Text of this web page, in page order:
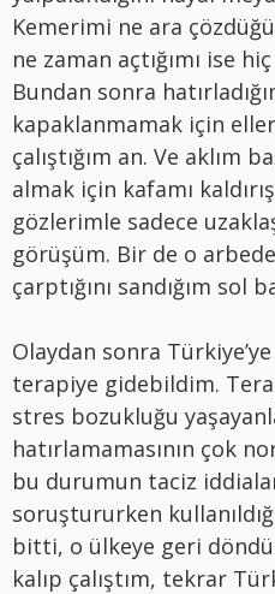
Kemerimi ne ara
ne zaman açtığımı ise
Bundan sonra
kapaklanmamak için
çalıştığım an. Ve aklım
almak için kafamı
gözlerimle sadece
görüşüm. Bir de o
çarptığını sandığım sol
Olaydan sonra
terapiye gidebildim.
stres bozukluğu
hatırlamamasının çok
bu durumun taciz
soruştururken
bitti, o ülkeye geri
kalıp çalıştım, tekrar